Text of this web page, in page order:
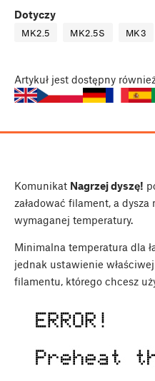
Dotyczy
MK2.5 MK2.5S MK3
Artykuł jest dostępny
Komunikat Nagrzej dyszę!
załadować filament, a
wymaganej temperatury.
Minimalna temperatura dla
jednak ustawienie
filamentu, którego chcesz